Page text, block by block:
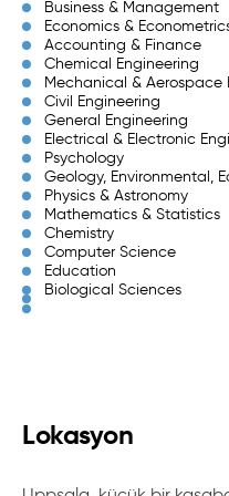
Business & Management
Economics &
Accounting & Finance
Chemical Engineering
Mechanical & Aerospace
Civil Engineering
General Engineering
Electrical & Electronic
Psychology
Geology, Environmental,
Physics & Astronomy
Mathematics & Statistics
Chemistry
Computer Science
Education
Biological Sciences
Lokasyon